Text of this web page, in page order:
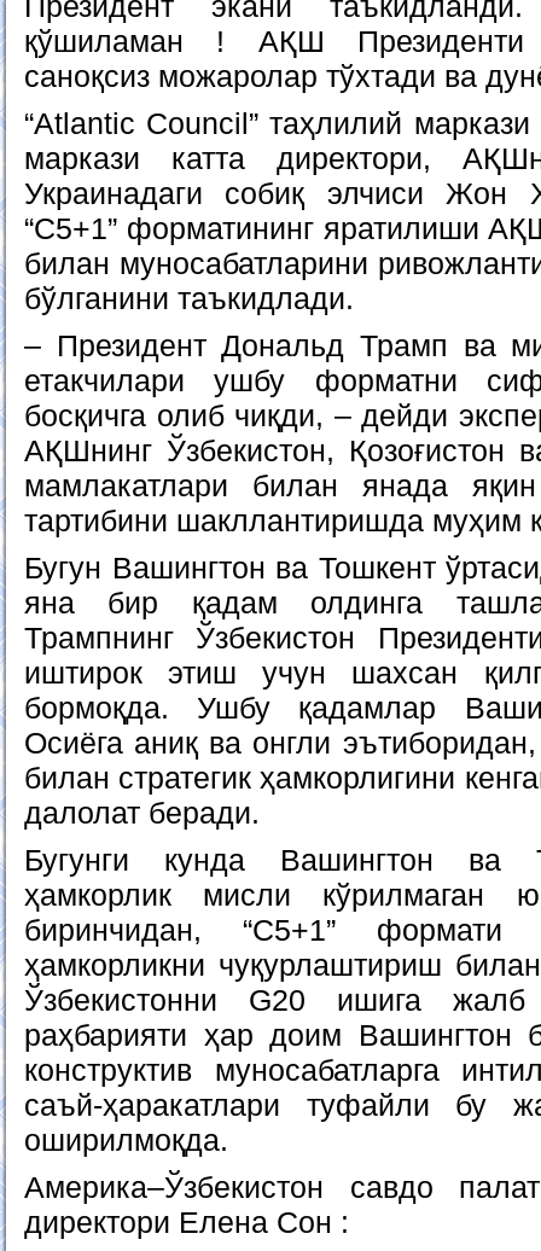
қўшиламан ! АҚШ Президенти
саноқсиз можаролар тўхтади ва
“Atlantic Council” таҳлилий
маркази катта директори,
Украинадаги собиқ элчиси Жон
“C5+1” форматининг яратилиши
билан муносабатларини
бўлганини таъкидлади.
– Президент Дональд Трамп ва
етакчилари ушбу форматни
босқичга олиб чиқди, – дейди
АҚШнинг Ўзбекистон, Қозоғистон
мамлакатлари билан янада
тартибини шакллантиришда муҳим
Бугун Вашингтон ва Тошкент
яна бир қадам олдинга
Трампнинг Ўзбекистон
иштирок этиш учун шахсан
бормоқда. Ушбу қадамлар
Осиёга аниқ ва онгли
билан стратегик ҳамкорлигини
далолат беради.
Бугунги кунда Вашингтон ва
ҳамкорлик мисли кўрилмаган
биринчидан, “C5+1” формати
ҳамкорликни чуқурлаштириш
Ўзбекистонни G20 ишига жалб
раҳбарияти ҳар доим Вашингтон
конструктив муносабатларга
саъй-ҳаракатлари туфайли бу
оширилмоқда.
Америка–Ўзбекистон савдо
директори Елена Сон :